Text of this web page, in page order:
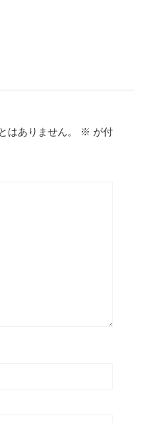
はありません。 ※ が付